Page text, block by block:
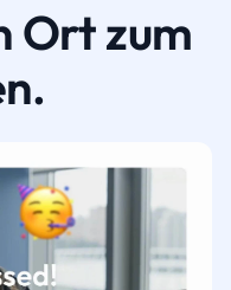
Ort zum